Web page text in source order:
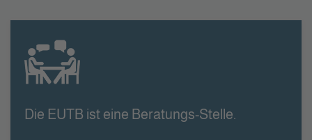
Die EUTB ist eine Beratungs-Stelle.